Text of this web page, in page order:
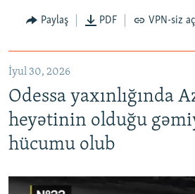
Paylaş PDF VPN-siz
İyul 30, 2026
Odessa yaxınlığında
heyətinin olduğu
hücumu olub